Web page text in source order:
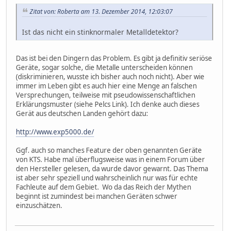
Zitat von: Roberta am 13. Dezember 2014, 12:03:07
Ist das nicht ein stinknormaler Metalldetektor?
Das ist bei den Dingern das Problem. Es gibt ja definitiv seriöse
Geräte, sogar solche, die Metalle unterscheiden können
(diskriminieren, wusste ich bisher auch noch nicht). Aber wie
immer im Leben gibt es auch hier eine Menge an falschen
Versprechungen, teilweise mit pseudowissenschaftlichen
Erklärungsmuster (siehe Pelcs Link). Ich denke auch dieses
Gerät aus deutschen Landen gehört dazu:
http://www.exp5000.de/
Ggf. auch so manches Feature der oben genannten Geräte
von KTS. Habe mal überflugsweise was in einem Forum über
den Hersteller gelesen, da wurde davor gewarnt. Das Thema
ist aber sehr speziell und wahrscheinlich nur was für echte
Fachleute auf dem Gebiet. Wo da das Reich der Mythen
beginnt ist zumindest bei manchen Geräten schwer
einzuschätzen.